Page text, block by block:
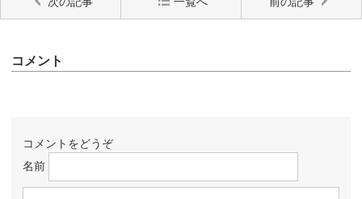
コメント
コメントをどうぞ
名前